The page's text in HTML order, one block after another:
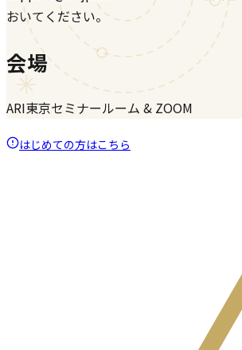
おいてください。
会場
ARI東京セミナールーム & ZOOM
はじめての方はこちら